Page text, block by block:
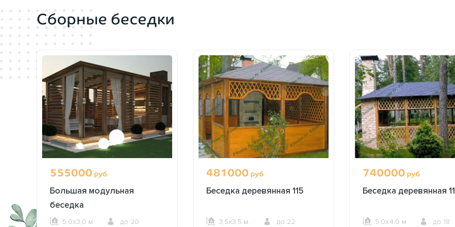
Сборные беседки
555000 руб
Большая модульная
беседка
5,0х3,0 м. до 20
481000 руб
Беседка деревянная 115
3,5х3,5 м. до 22
740000 руб
Беседка деревянная
5,0х4,0 м. до 18